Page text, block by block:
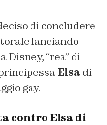
di concludere
lanciando
Disney, “rea” di
Elsa di
gay.
contro Elsa di